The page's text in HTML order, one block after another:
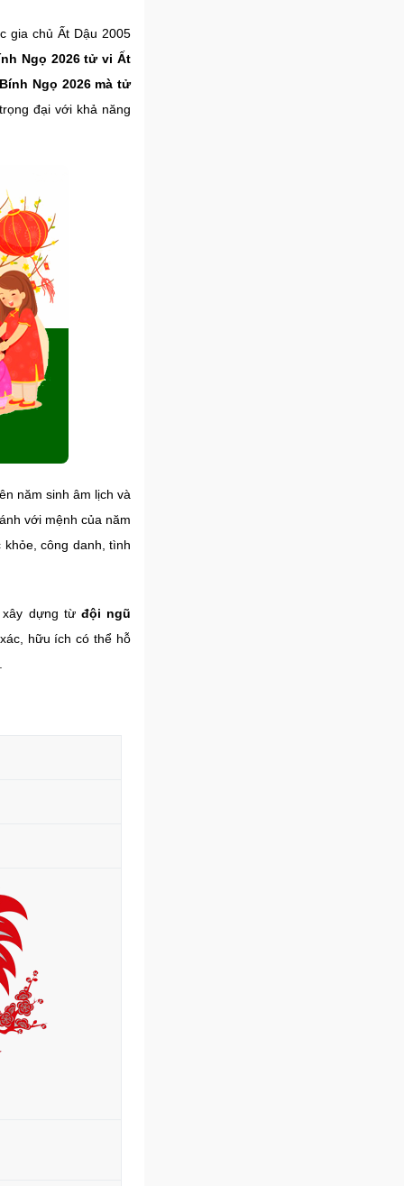
gia chủ Ất Dậu 2005
Ngọ 2026 tử vi Ất
Ngọ 2026 mà tử
đại với khả năng
năm sinh âm lịch và
với mệnh của năm
công danh, tình
dựng từ đội ngũ
hữu ích có thể hỗ